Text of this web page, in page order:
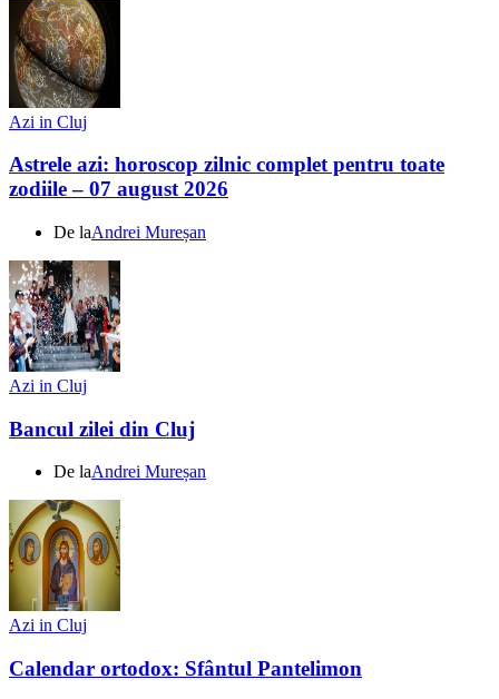
Azi in Cluj
Astrele azi: horoscop zilnic complet pentru toate
zodiile – 07 august 2026
De laAndrei Mureșan
Azi in Cluj
Bancul zilei din Cluj
De laAndrei Mureșan
Azi in Cluj
Calendar ortodox: Sfântul Pantelimon